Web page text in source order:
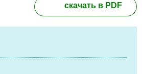
скачать в PDF